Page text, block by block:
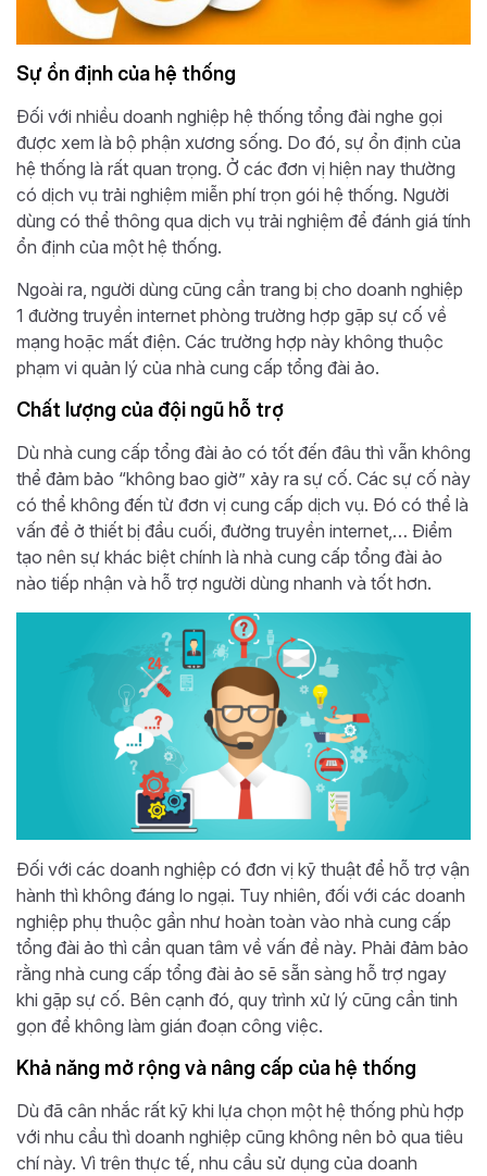
Sự ổn định của hệ thống
Đối với nhiều doanh nghiệp hệ thống tổng đài nghe gọi
được xem là bộ phận xương sống. Do đó, sự ổn định của
hệ thống là rất quan trọng. Ở các đơn vị hiện nay thường
có dịch vụ trải nghiệm miễn phí trọn gói hệ thống. Người
dùng có thể thông qua dịch vụ trải nghiệm để đánh giá tính
ổn định của một hệ thống.
Ngoài ra, người dùng cũng cần trang bị cho doanh nghiệp
1 đường truyền internet phòng trường hợp gặp sự cố về
mạng hoặc mất điện. Các trường hợp này không thuộc
phạm vi quản lý của nhà cung cấp tổng đài ảo.
Chất lượng của đội ngũ hỗ trợ
Dù nhà cung cấp tổng đài ảo có tốt đến đâu thì vẫn không
thể đảm bảo “không bao giờ” xảy ra sự cố. Các sự cố này
có thể không đến từ đơn vị cung cấp dịch vụ. Đó có thể là
vấn đề ở thiết bị đầu cuối, đường truyền internet,… Điểm
tạo nên sự khác biệt chính là nhà cung cấp tổng đài ảo
nào tiếp nhận và hỗ trợ người dùng nhanh và tốt hơn.
Đối với các doanh nghiệp có đơn vị kỹ thuật để hỗ trợ vận
hành thì không đáng lo ngại. Tuy nhiên, đối với các doanh
nghiệp phụ thuộc gần như hoàn toàn vào nhà cung cấp
tổng đài ảo thì cần quan tâm về vấn đề này. Phải đảm bảo
rằng nhà cung cấp tổng đài ảo sẽ sẵn sàng hỗ trợ ngay
khi gặp sự cố. Bên cạnh đó, quy trình xử lý cũng cần tinh
gọn để không làm gián đoạn công việc.
Khả năng mở rộng và nâng cấp của hệ thống
Dù đã cân nhắc rất kỹ khi lựa chọn một hệ thống phù hợp
với nhu cầu thì doanh nghiệp cũng không nên bỏ qua tiêu
chí này. Vì trên thực tế, nhu cầu sử dụng của doanh